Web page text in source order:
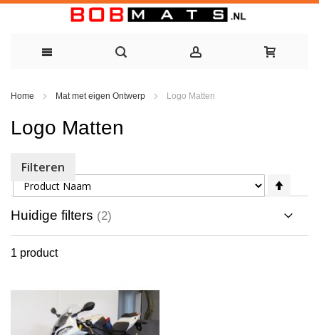
de
Home Mat met eigen Ontwerp Logo Matten
Logo Matten
1 product
Sorteer op
hoog
naar
Filteren
Huidige filters